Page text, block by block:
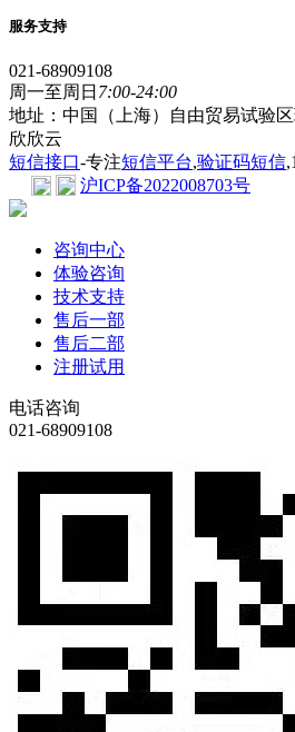
服务支持
021-68909108
周一至周日 7:00-24:00
地址：中国（上海）自由贸易试验
欣欣云
短信接口-专注短信平台,验证码短信
沪ICP备2022008703号
咨询中心
体验咨询
技术支持
售后一部
售后二部
注册试用
电话咨询
021-68909108